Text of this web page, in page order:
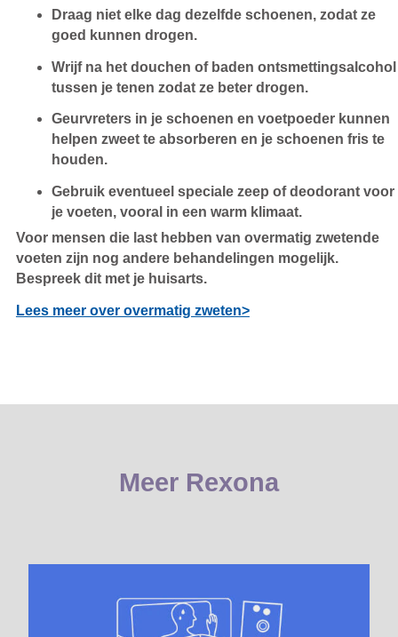
Draag niet elke dag dezelfde schoenen, zodat ze
goed kunnen drogen.
Wrijf na het douchen of baden ontsmettingsalcohol
tussen je tenen zodat ze beter drogen.
Geurvreters in je schoenen en voetpoeder kunnen
helpen zweet te absorberen en je schoenen fris te
houden.
Gebruik eventueel speciale zeep of deodorant voor
je voeten, vooral in een warm klimaat.
Voor mensen die last hebben van overmatig zwetende
voeten zijn nog andere behandelingen mogelijk.
Bespreek dit met je huisarts.
Lees meer over overmatig zweten>
Meer Rexona